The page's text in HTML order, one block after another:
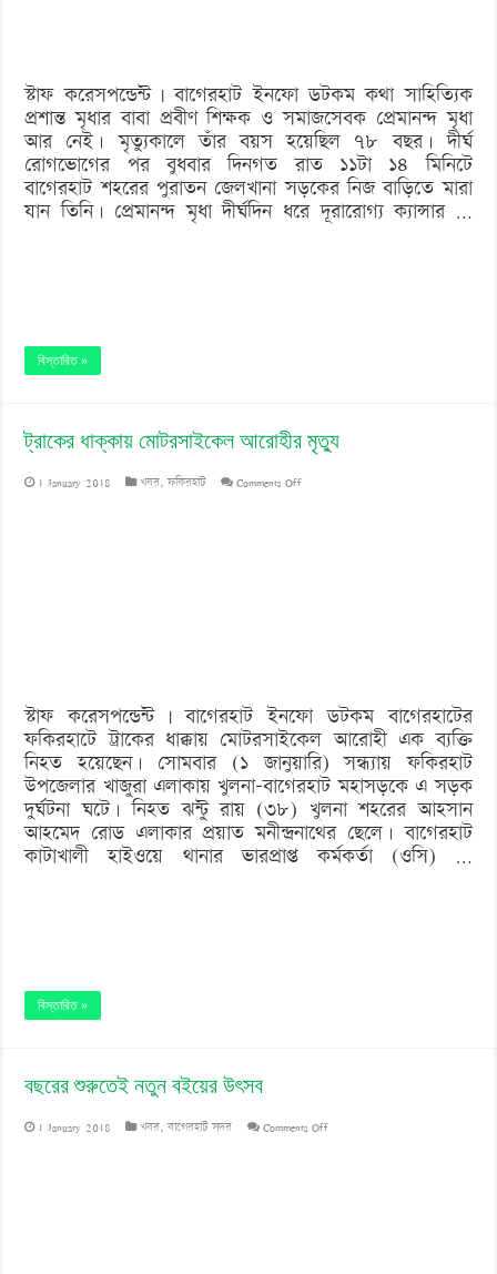
স্টাফ করেসপন্ডেন্ট | বাগেরহাট ইনফো ডটকম কথা সাহিত্যিক
প্রশান্ত মৃধার বাবা প্রবীণ শিক্ষক ও সমাজসেবক প্রেমানন্দ মৃধা
আর নেই। মৃত্যুকালে তাঁর বয়স হয়েছিল ৭৮ বছর। দীর্ঘ
রোগভোগের পর বুধবার দিনগত রাত ১১টা ১৪ মিনিটে
বাগেরহাট শহরের পুরাতন জেলখানা সড়কের নিজ বাড়িতে মারা
যান তিনি। প্রেমানন্দ মৃধা দীর্ঘদিন ধরে দূরারোগ্য ক্যান্সার …
বিস্তারিত »
ট্রাকের ধাক্কায় মোটরসাইকেল আরোহীর মৃত্যু
1 January 2018 খবর,ফকিরহাট Comments Offon
স্টাফ করেসপন্ডেন্ট | বাগেরহাট ইনফো ডটকম বাগেরহাটের
ফকিরহাটে ট্রাকের ধাক্কায় মোটরসাইকেল আরোহী এক ব্যক্তি
নিহত হয়েছেন। সোমবার (১ জানুয়ারি) সন্ধ্যায় ফকিরহাট
উপজেলার খাজুরা এলাকায় খুলনা-বাগেরহাট মহাসড়কে এ সড়ক
দুর্ঘটনা ঘটে। নিহত ঝন্টু রায় (৩৮) খুলনা শহরের আহসান
আহমেদ রোড এলাকার প্রয়াত মনীন্দ্রনাথের ছেলে। বাগেরহাট
কাটাখালী হাইওয়ে থানার ভারপ্রাপ্ত কর্মকর্তা (ওসি) …
বিস্তারিত »
বছরের শুরুতেই নতুন বইয়ের উৎসব
1 January 2018 খবর,বাগেরহাট সদর Comments Offon